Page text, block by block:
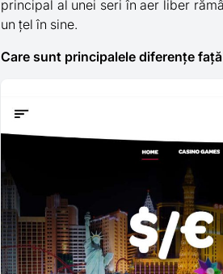
principal al unei seri în aer liber
un țel în sine.
Care sunt principalele diferențe